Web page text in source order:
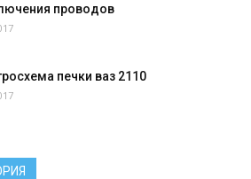
проводов
печки ваз 2110